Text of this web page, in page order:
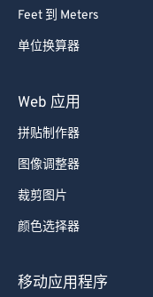
Feet 到 Meters
单位换算器
Web 应用
拼贴制作器
图像调整器
裁剪图片
颜色选择器
移动应用程序